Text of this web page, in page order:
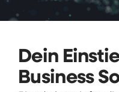
Dein
Business